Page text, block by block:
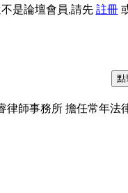
是論壇會員,請先 註冊
律師事務所 擔任常年法